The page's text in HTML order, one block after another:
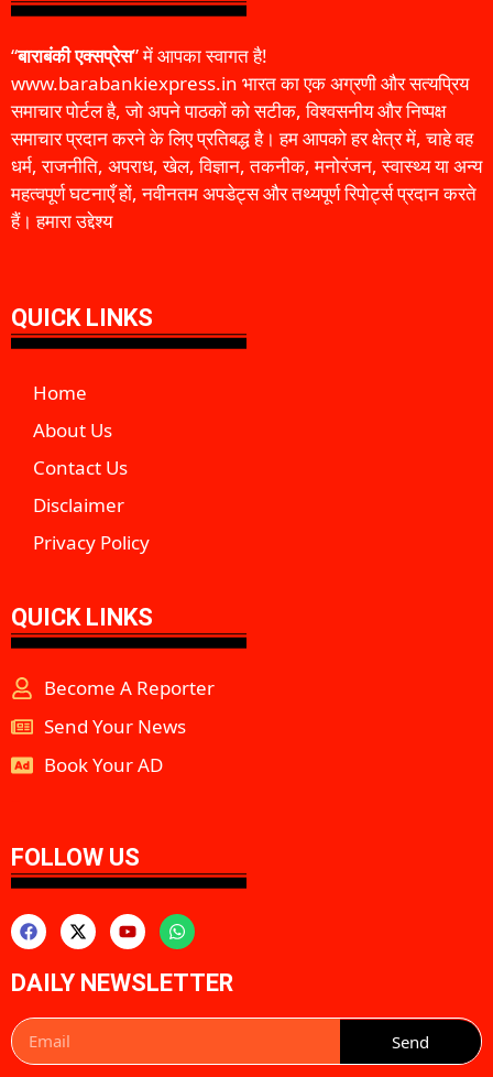
“बाराबंकी एक्सप्रेस” में आपका स्वागत है!
www.barabankiexpress.in भारत का एक अग्रणी और सत्यप्रिय
समाचार पोर्टल है, जो अपने पाठकों को सटीक, विश्वसनीय और निष्पक्ष
समाचार प्रदान करने के लिए प्रतिबद्ध है। हम आपको हर क्षेत्र में, चाहे वह
धर्म, राजनीति, अपराध, खेल, विज्ञान, तकनीक, मनोरंजन, स्वास्थ्य या अन्य
महत्वपूर्ण घटनाएँ हों, नवीनतम अपडेट्स और तथ्यपूर्ण रिपोर्ट्स प्रदान करते
हैं। हमारा उद्देश्य
QUICK LINKS
Home
About Us
Contact Us
Disclaimer
Privacy Policy
QUICK LINKS
Become A Reporter
Send Your News
Book Your AD
FOLLOW US
DAILY NEWSLETTER
Send